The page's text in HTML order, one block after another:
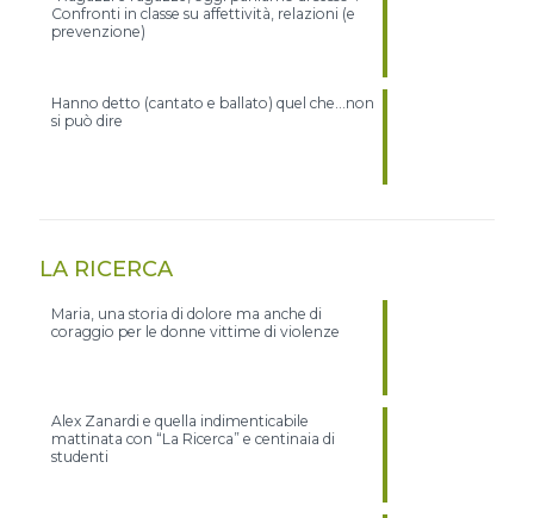
Confronti in classe su affettività, relazioni (e
prevenzione)
Hanno detto (cantato e ballato) quel che…non
si può dire
LA RICERCA
Maria, una storia di dolore ma anche di
coraggio per le donne vittime di violenze
Alex Zanardi e quella indimenticabile
mattinata con “La Ricerca” e centinaia di
studenti